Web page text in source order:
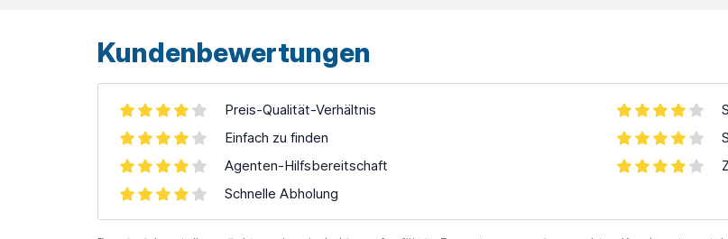
Kundenbewertungen
Preis-Qualität-Verhältnis
Einfach zu finden
Agenten-Hilfsbereitschaft
Schnelle Abholung